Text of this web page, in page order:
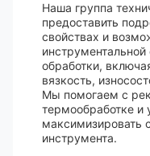
Наша группа
предоставить
свойствах и
обработки,
вязкость,
Мы помогаем с
термообработке и
максимизировать
инструмента.